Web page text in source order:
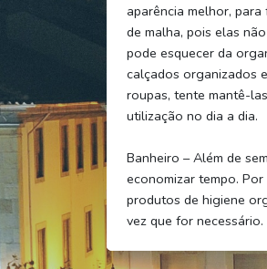
aparência melhor,
de malha, pois elas
pode esquecer da
calçados organizados
roupas, tente mantê-
utilização no dia a dia.
Banheiro – Além de
economizar tempo.
produtos de higiene
vez que for necessário.